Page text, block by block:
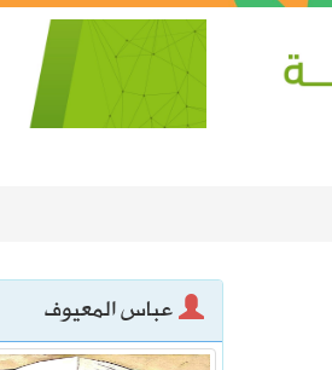
موعد الانطلاق
السلامة المرورية وكفاءة طرق الواحة
عباس المعيوف